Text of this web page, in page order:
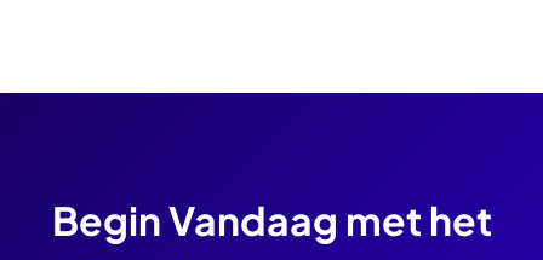
Begin Vandaag met het